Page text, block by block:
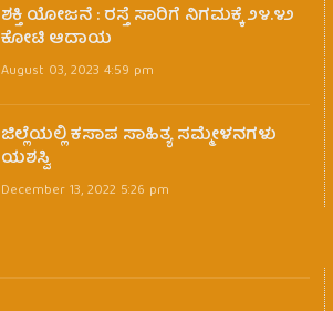
ಶಕ್ತಿ ಯೋಜನೆ : ರಸ್ತೆ ಸಾರಿಗೆ ನಿಗಮಕ್ಕೆ ೨೪.೪೨
ಕೋಟಿ ಆದಾಯ
August 03, 2023 4:59 pm
ಜಿಲ್ಲೆಯಲ್ಲಿ ಕಸಾಪ ಸಾಹಿತ್ಯ ಸಮ್ಮೇಳನಗಳು
ಯಶಸ್ವಿ
December 13, 2022 5:26 pm